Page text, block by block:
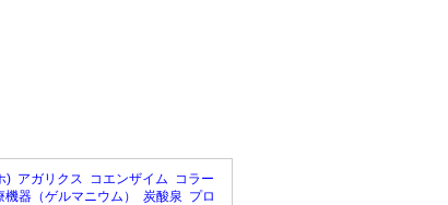
) アガリクス コエンザイム コラー
機器（ゲルマニウム） 炭酸泉 プロ